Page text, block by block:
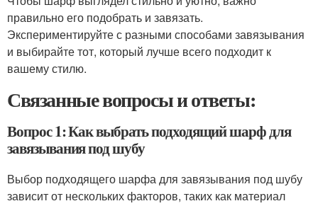
правильно его подобрать и завязать.
Экспериментируйте с разными способами завязывания
и выбирайте тот, который лучше всего подходит к
вашему стилю.
Связанные вопросы и ответы:
Вопрос 1: Как выбрать подходящий шарф для
завязывания под шубу
Выбор подходящего шарфа для завязывания под шубу
зависит от нескольких факторов, таких как материал